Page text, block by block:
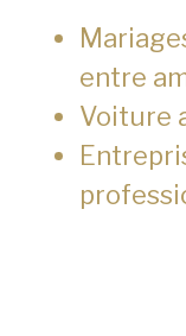
entre
Voiture